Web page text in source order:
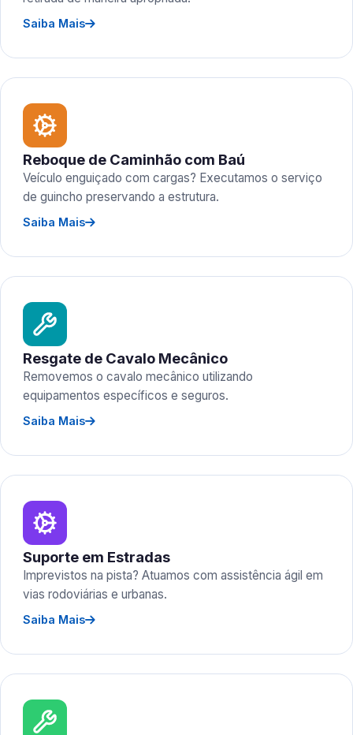
Saiba Mais
Reboque de Caminhão com Baú
Veículo enguiçado com cargas? Executamos o serviço
de guincho preservando a estrutura.
Saiba Mais
Resgate de Cavalo Mecânico
Removemos o cavalo mecânico utilizando
equipamentos específicos e seguros.
Saiba Mais
Suporte em Estradas
Imprevistos na pista? Atuamos com assistência ágil em
vias rodoviárias e urbanas.
Saiba Mais